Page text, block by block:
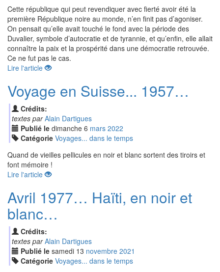
Cette république qui peut revendiquer avec fierté avoir été la
première République noire au monde, n’en finit pas d’agoniser.
On pensait qu’elle avait touché le fond avec la période des
Duvalier, symbole d’autocratie et de tyrannie, et qu’enfin, elle allait
connaître la paix et la prospérité dans une démocratie retrouvée.
Ce ne fut pas le cas.
Lire l'article
Voyage en Suisse... 1957…
Crédits:
textes par Alain Dartigues
Publié le dimanche 6 mars 2022
Catégorie Voyages... dans le temps
Quand de vieilles pellicules en noir et blanc sortent des tiroirs et
font mémoire !
Lire l'article
Avril 1977… Haïti, en noir et
blanc…
Crédits:
textes par Alain Dartigues
Publié le samedi 13 novembre 2021
Catégorie Voyages... dans le temps